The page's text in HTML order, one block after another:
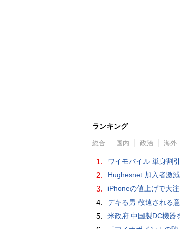
ランキング
総合 国内 政治 海外
1. ワイモバイル 単身割
2. Hughesnet 加入者激
3. iPhoneの値上げで大注目！ 絶対に失敗し
4. デキる男 敬遠される
5. 米政府 中国製DC機器